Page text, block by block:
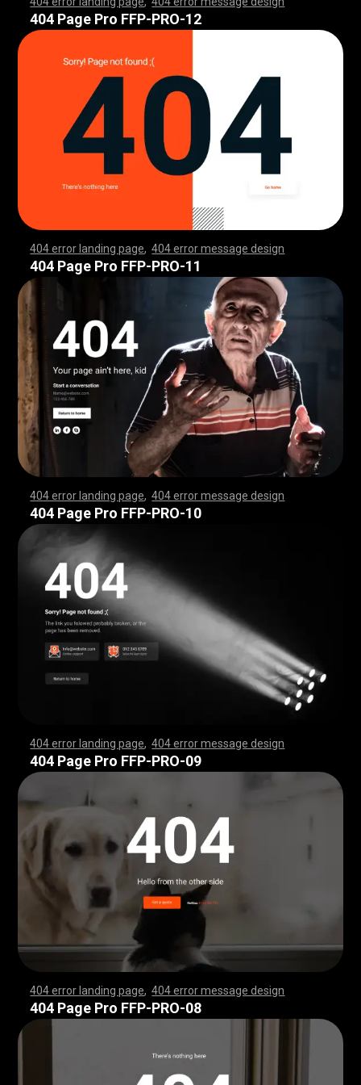
,,,,,,,,,,,,,,,,,,,,,,,, ,,,,,,,,,,,,,,,,,,,,,,,,,,,,
,,,,,,,,,,,,,,,,,,,,,,,, ,,,,,,,,,,,,,,,,,,,,,,,,,,,,
,,,,,,,,,,,,,,,,,,,,,,,, ,,,,,,,,,,,,,,,,,,,,,,,,,,,,
,,,,,,,,,,,,,,,,,,,,,,,, ,,,,,,,,,,,,,,,,,,,,,,,,,,,,
,,,,,,,,,,,,,,,,,,,,,,,, ,,,,,,,,,,,,,,,,,,,,,,,,,,,,
,,,,,,,,,,,,,,,,,,,,,,,, ,,,,,,,,,,,,,,,,,,,,,,,,,,,,
,,,,,,,,,,,,,,,,,,,,,,,, ,,,,,,,,,,,,,,,,,,,,,,,,,,,,
,,,,,,,,,,,,,,,,,,,,,,,, ,,,,,,,,,,,,,,,,,,,,,,,,,,,,
404 Page Pro FFP-PRO-12
404 error landing page ,404 error message design
,,,,,,,,,,,,,,,,,,,,,,,, ,,,,,,,,,,,,,,,,,,,,,,,,,,,,
,,,,,,,,,,,,,,,,,,,,,,,, ,,,,,,,,,,,,,,,,,,,,,,,,,,,,
,,,,,,,,,,,,,,,,,,,,,,,, ,,,,,,,,,,,,,,,,,,,,,,,,,,,,
,,,,,,,,,,,,,,,,,,,,,,,, ,,,,,,,,,,,,,,,,,,,,,,,,,,,,
,,,,,,,,,,,,,,,,,,,,,,,, ,,,,,,,,,,,,,,,,,,,,,,,,,,,,
,,,,,,,,,,,,,,,,,,,,,,,, ,,,,,,,,,,,,,,,,,,,,,,,,,,,,
,,,,,,,,,,,,,,,,,,,,,,,, ,,,,,,,,,,,,,,,,,,,,,,,,,,,,
,,,,,,,,,,,,,,,,,,,,,,,, ,,,,,,,,,,,,,,,,,,,,,,,,,,,,
404 Page Pro FFP-PRO-11
404 error landing page ,404 error message design
,,,,,,,,,,,,,,,,,,,,,,,, ,,,,,,,,,,,,,,,,,,,,,,,,,,,,
,,,,,,,,,,,,,,,,,,,,,,,, ,,,,,,,,,,,,,,,,,,,,,,,,,,,,
,,,,,,,,,,,,,,,,,,,,,,,, ,,,,,,,,,,,,,,,,,,,,,,,,,,,,
,,,,,,,,,,,,,,,,,,,,,,,, ,,,,,,,,,,,,,,,,,,,,,,,,,,,,
,,,,,,,,,,,,,,,,,,,,,,,, ,,,,,,,,,,,,,,,,,,,,,,,,,,,,
,,,,,,,,,,,,,,,,,,,,,,,, ,,,,,,,,,,,,,,,,,,,,,,,,,,,,
,,,,,,,,,,,,,,,,,,,,,,,, ,,,,,,,,,,,,,,,,,,,,,,,,,,,,
,,,,,,,,,,,,,,,,,,,,,,,, ,,,,,,,,,,,,,,,,,,,,,,,,,,,,
404 Page Pro FFP-PRO-10
404 error landing page ,404 error message design
,,,,,,,,,,,,,,,,,,,,,,,, ,,,,,,,,,,,,,,,,,,,,,,,,,,,,
,,,,,,,,,,,,,,,,,,,,,,,, ,,,,,,,,,,,,,,,,,,,,,,,,,,,,
,,,,,,,,,,,,,,,,,,,,,,,, ,,,,,,,,,,,,,,,,,,,,,,,,,,,,
,,,,,,,,,,,,,,,,,,,,,,,, ,,,,,,,,,,,,,,,,,,,,,,,,,,,,
,,,,,,,,,,,,,,,,,,,,,,,, ,,,,,,,,,,,,,,,,,,,,,,,,,,,,
,,,,,,,,,,,,,,,,,,,,,,,, ,,,,,,,,,,,,,,,,,,,,,,,,,,,,
,,,,,,,,,,,,,,,,,,,,,,,, ,,,,,,,,,,,,,,,,,,,,,,,,,,,,
,,,,,,,,,,,,,,,,,,,,,,,, ,,,,,,,,,,,,,,,,,,,,,,,,,,,,
404 Page Pro FFP-PRO-09
404 error landing page ,404 error message design
,,,,,,,,,,,,,,,,,,,,,,,, ,,,,,,,,,,,,,,,,,,,,,,,,,,,,
,,,,,,,,,,,,,,,,,,,,,,,, ,,,,,,,,,,,,,,,,,,,,,,,,,,,,
,,,,,,,,,,,,,,,,,,,,,,,, ,,,,,,,,,,,,,,,,,,,,,,,,,,,,
,,,,,,,,,,,,,,,,,,,,,,,, ,,,,,,,,,,,,,,,,,,,,,,,,,,,,
,,,,,,,,,,,,,,,,,,,,,,,, ,,,,,,,,,,,,,,,,,,,,,,,,,,,,
,,,,,,,,,,,,,,,,,,,,,,,, ,,,,,,,,,,,,,,,,,,,,,,,,,,,,
,,,,,,,,,,,,,,,,,,,,,,,, ,,,,,,,,,,,,,,,,,,,,,,,,,,,,
,,,,,,,,,,,,,,,,,,,,,,,, ,,,,,,,,,,,,,,,,,,,,,,,,,,,,
404 Page Pro FFP-PRO-08